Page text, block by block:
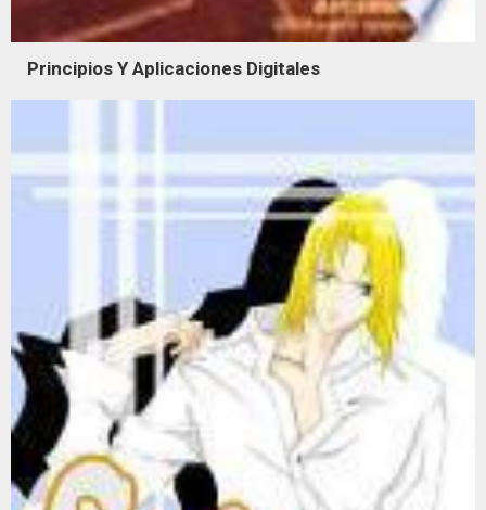
Principios Y Aplicaciones Digitales